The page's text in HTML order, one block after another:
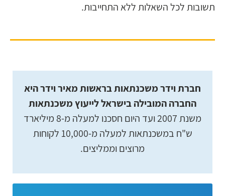
תשובות לכל השאלות ללא התחייבות.
חברת וידר משכנתאות בראשות מאיר וידר היא
החברה המובילה בישראל לייעוץ משכנתאות
משנת 2007 ועד היום חסכנו למעלה מ-8 מיליארד
ש"ח במשכנתאות למעלה מ-10,000 לקוחות
מרוצים וממליצים.